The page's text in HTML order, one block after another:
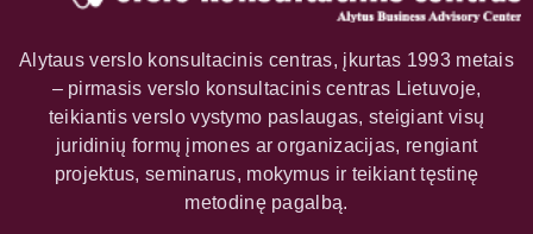
teikiantis verslo vystymo paslaugas, steigiant visų
projektus, seminarus, mokymus ir teikiant tęstinę
metodinę pagalbą.
PASLAUGOS